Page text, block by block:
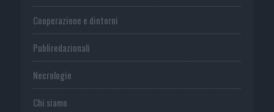
Cooperazione e dintorni
Publiredazionali
Necrologie
Chi siamo